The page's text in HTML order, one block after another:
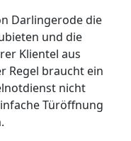
Darlingerode die
und die
Klientel aus
Regel braucht ein
nicht
Türöffnung